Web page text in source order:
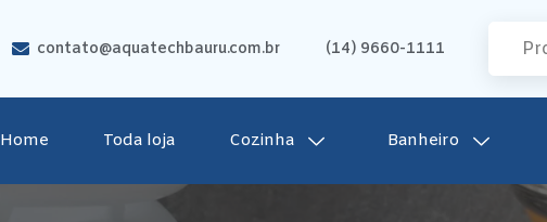
contato@aquatechbauru.com.br (14) 9660-1111
Home Toda loja Cozinha Banheiro